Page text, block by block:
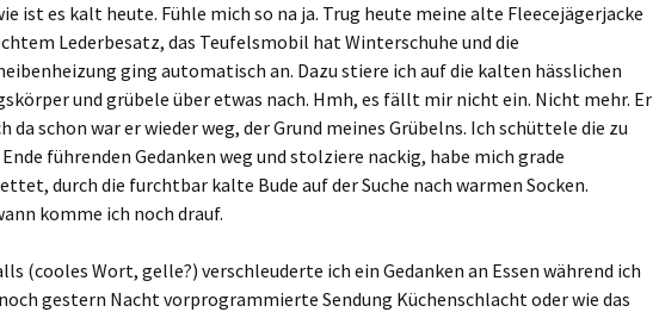
ist es kalt heute. Fühle mich so na ja. Trug heute meine alte Fleecejägerjacke
Lederbesatz, das Teufelsmobil hat Winterschuhe und die
ging automatisch an. Dazu stiere ich auf die kalten hässlichen
und grübele über etwas nach. Hmh, es fällt mir nicht ein. Nicht mehr. Er
da schon war er wieder weg, der Grund meines Grübelns. Ich schüttele die zu
führenden Gedanken weg und stolziere nackig, habe mich grade
durch die furchtbar kalte Bude auf der Suche nach warmen Socken.
komme ich noch drauf.
(cooles Wort, gelle?) verschleuderte ich ein Gedanken an Essen während ich
gestern Nacht vorprogrammierte Sendung Küchenschlacht oder wie das